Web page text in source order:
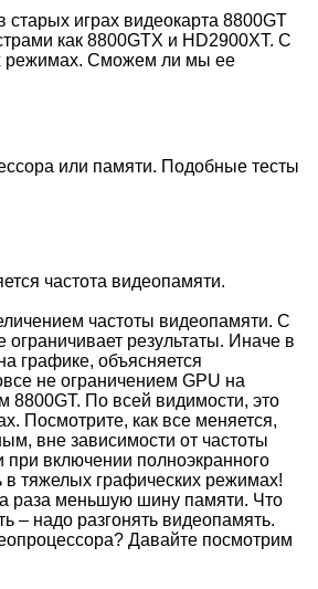
играх видеокарта 8800GT
как 8800GTX и HD2900XT. С
режимах. Сможем ли мы ее
или памяти. Подобные тесты
частота видеопамяти.
частоты видеопамяти. С
результаты. Иначе в
графике, объясняется
не ограничением GPU на
8800GT. По всей видимости, это
Посмотрите, как все меняется,
вне зависимости от частоты
включении полноэкранного
тяжелых графических режимах!
раза меньшую шину памяти. Что
– надо разгонять видеопамять.
Давайте посмотрим